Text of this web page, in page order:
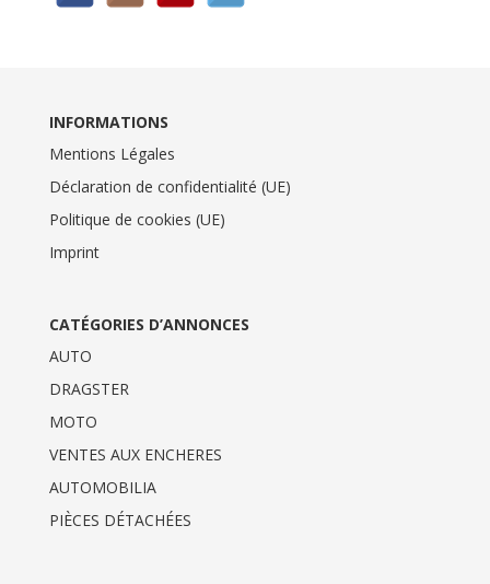
INFORMATIONS
Mentions Légales
Déclaration de confidentialité (UE)
Politique de cookies (UE)
Imprint
CATÉGORIES D’ANNONCES
AUTO
DRAGSTER
MOTO
VENTES AUX ENCHERES
AUTOMOBILIA
PIÈCES DÉTACHÉES